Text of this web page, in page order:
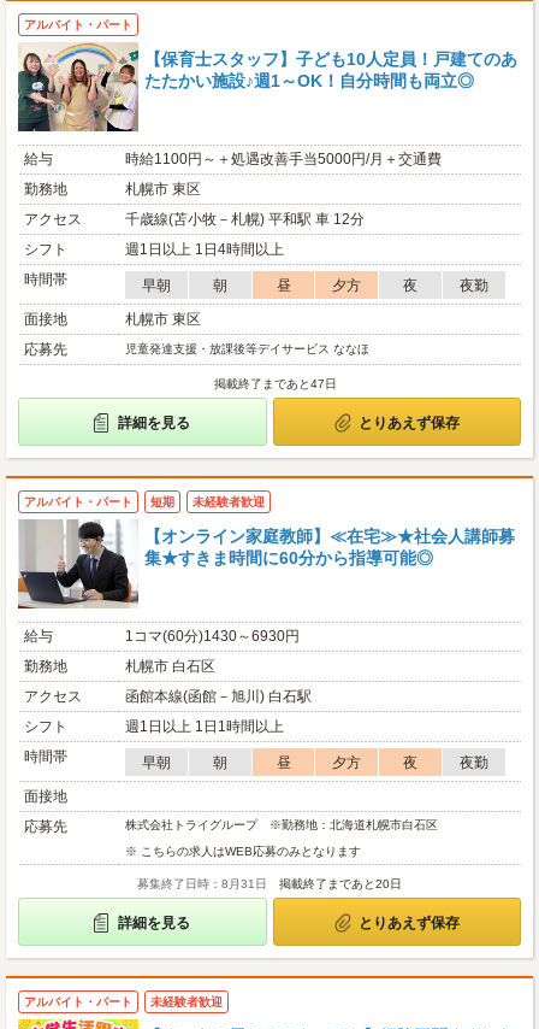
アルバイト・パート
【保育士スタッフ】子ども10人定員！戸建てのあ
たたかい施設♪週1～OK！自分時間も両立◎
給与
時給1100円～＋処遇改善手当5000円/月＋交通費
勤務地
札幌市 東区
アクセス
千歳線(苫小牧－札幌) 平和駅 車 12分
シフト
週1日以上 1日4時間以上
時間帯
早朝 朝 昼 夕方 夜
夜勤
面接地
札幌市 東区
応募先
児童発達支援・放課後等デイサービス ななほ
掲載終了まであと47日
詳細を見る とりあえず保存
アルバイト・パート 短期 未経験者歓迎
【オンライン家庭教師】≪在宅≫★社会人講師募
集★すきま時間に60分から指導可能◎
給与
1コマ(60分)1430～6930円
勤務地
札幌市 白石区
アクセス
函館本線(函館－旭川) 白石駅
シフト
週1日以上 1日1時間以上
時間帯
早朝 朝 昼 夕方 夜
夜勤
面接地
応募先
株式会社トライグループ ※勤務地：北海道札幌市白石区
※ こちらの求人はWEB応募のみとなります
募集終了日時：8月31日 掲載終了まであと20日
詳細を見る とりあえず保存
アルバイト・パート 未経験者歓迎